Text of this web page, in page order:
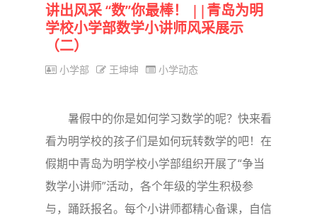
讲出风采 “数”你最棒！ ||青岛为明
学校小学部数学小讲师风采展示
（二）
小学部 王坤坤 小学动态
暑假中的你是如何学习数学的呢？快来看
看为明学校的孩子们是如何玩转数学的吧！在
假期中青岛为明学校小学部组织开展了“争当
数学小讲师”活动，各个年级的学生积极参
与，踊跃报名。每个小讲师都精心备课，自信